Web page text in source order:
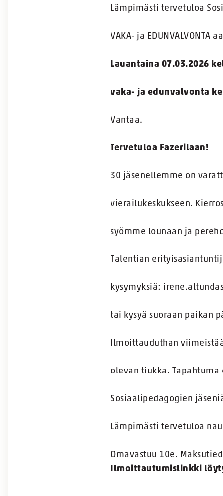
Lämpimästi tervetuloa
VAKA- ja
Lauantaina 07.03.2026
vaka- ja edunvalvonta
Vantaa.
Tervetuloa Fazerilaan!
30 jäsenellemme on
vierailukeskukseen.
syömme lounaan ja
Talentian
kysymyksiä:
tai kysyä suoraan paikan
Ilmoittauduthan
olevan tiukka.
Sosiaalipedagogien
Lämpimästi tervetuloa
Omavastuu 10e.
Ilmoittautumislinkki